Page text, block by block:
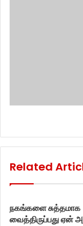
Related
நகங்களை சுத்தமாக
வைத்திருப்பது ஏன்